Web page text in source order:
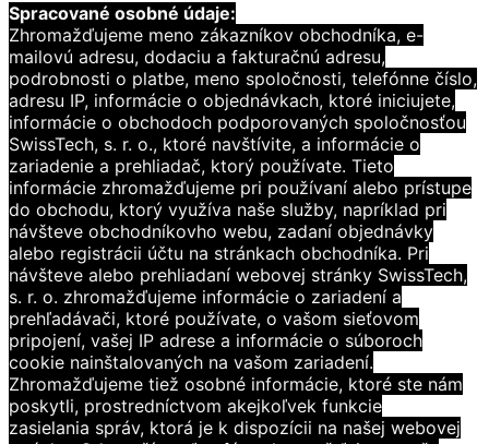
Spracované osobné údaje:
Zhromažďujeme meno zákazníkov obchodníka, e-
mailovú adresu, dodaciu a fakturačnú adresu,
podrobnosti o platbe, meno spoločnosti, telefónne číslo,
adresu IP, informácie o objednávkach, ktoré iniciujete,
informácie o obchodoch podporovaných spoločnosťou
SwissTech, s. r. o., ktoré navštívite, a informácie o
zariadenie a prehliadač, ktorý používate. Tieto
informácie zhromažďujeme pri používaní alebo prístupe
do obchodu, ktorý využíva naše služby, napríklad pri
návšteve obchodníkovho webu, zadaní objednávky
alebo registrácii účtu na stránkach obchodníka. Pri
návšteve alebo prehliadaní webovej stránky SwissTech,
s. r. o. zhromažďujeme informácie o zariadení a
prehľadávači, ktoré používate, o vašom sieťovom
pripojení, vašej IP adrese a informácie o súboroch
cookie nainštalovaných na vašom zariadení.
Zhromažďujeme tiež osobné informácie, ktoré ste nám
poskytli, prostredníctvom akejkoľvek funkcie
zasielania správ, ktorá je k dispozícii na našej webovej